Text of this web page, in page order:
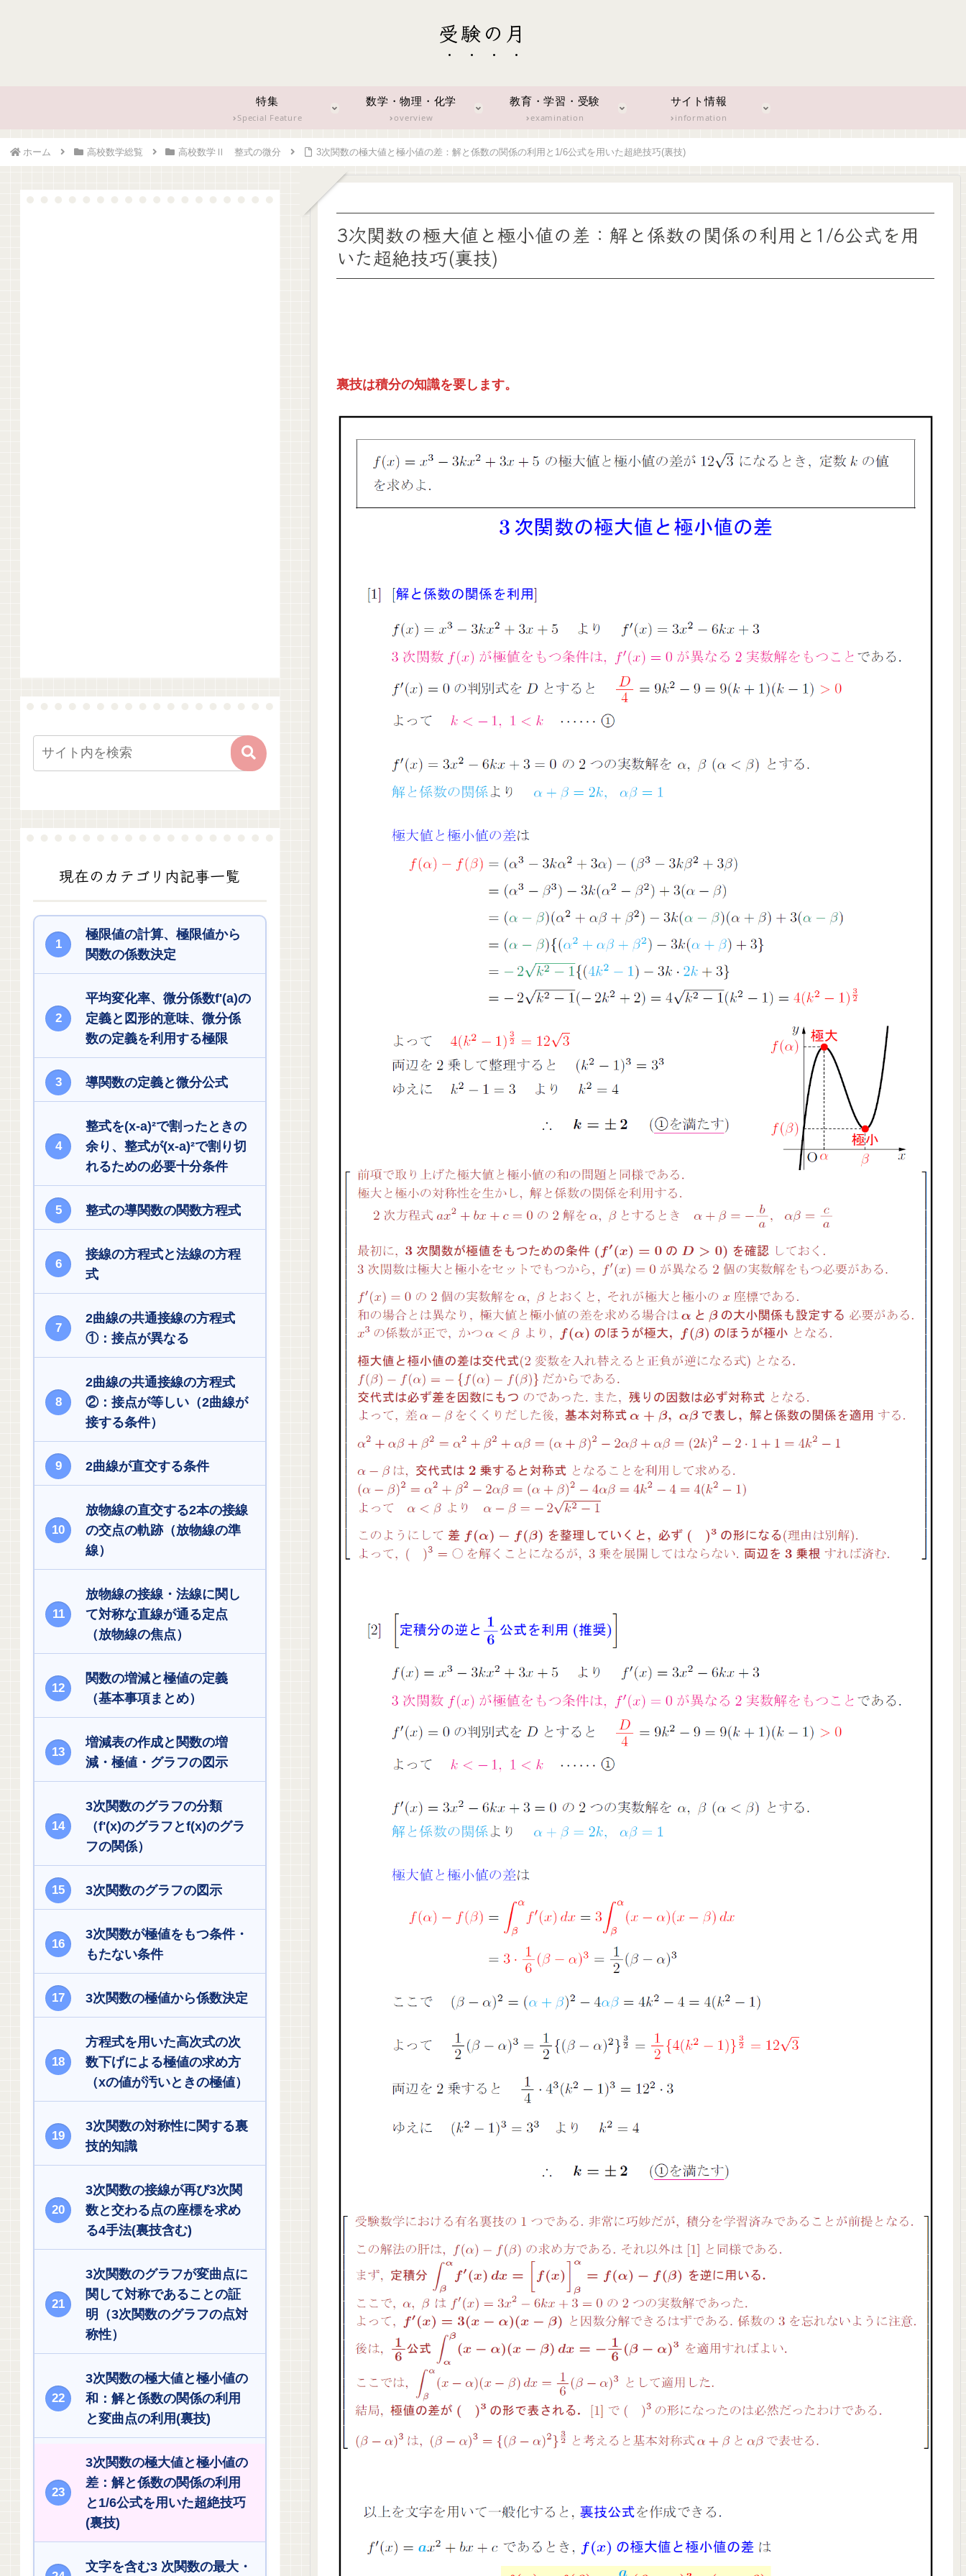
受験の月
特集
Special Feature
数学・物理・化学
overview
教育・学習・受験
examination
サイト情報
information
ホーム 高校数学総覧 高校数学Ⅱ 整式の微分 3次関数の極大値と極小値の差：解と係数の関係の利用と1/6公式を用いた超絶技巧(裏技)
3次関数の極大値と極小値の差：解と係数の関係の利用と1/6公式を用
いた超絶技巧(裏技)
裏技は積分の知識を要します。
現在のカテゴリ内記事一覧
極限値の計算、極限値から
関数の係数決定
平均変化率、微分係数f'(a)の
定義と図形的意味、微分係
数の定義を利用する極限
導関数の定義と微分公式
整式を(x-a)²で割ったときの
余り、整式が(x-a)²で割り切
れるための必要十分条件
整式の導関数の関数方程式
接線の方程式と法線の方程
式
2曲線の共通接線の方程式
①：接点が異なる
2曲線の共通接線の方程式
②：接点が等しい（2曲線が
接する条件）
2曲線が直交する条件
放物線の直交する2本の接線
の交点の軌跡（放物線の準
線）
放物線の接線・法線に関し
て対称な直線が通る定点
（放物線の焦点）
関数の増減と極値の定義
（基本事項まとめ）
増減表の作成と関数の増
減・極値・グラフの図示
3次関数のグラフの分類
（f'(x)のグラフとf(x)のグラ
フの関係）
3次関数のグラフの図示
3次関数が極値をもつ条件・
もたない条件
3次関数の極値から係数決定
方程式を用いた高次式の次
数下げによる極値の求め方
（xの値が汚いときの極値）
3次関数の対称性に関する裏
技的知識
3次関数の接線が再び3次関
数と交わる点の座標を求め
る4手法(裏技含む)
3次関数のグラフが変曲点に
関して対称であることの証
明（3次関数のグラフの点対
称性）
3次関数の極大値と極小値の
和：解と係数の関係の利用
と変曲点の利用(裏技)
3次関数の極大値と極小値の
差：解と係数の関係の利用
と1/6公式を用いた超絶技巧
(裏技)
文字を含む3 次関数の最大・